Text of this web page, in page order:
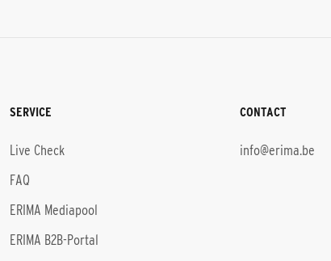
SERVICE
Live Check
FAQ
ERIMA Mediapool
ERIMA B2B-Portal
CONTACT
info@erima.be